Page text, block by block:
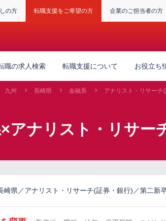
の方 転職支援をご希望の方 企業のご担当者の方
職の求人検索 転職支援について お役立ち
九州 長崎県 金融系 アナリスト・リサーチ
×アナリスト・リサ
崎県／アナリスト・リサーチ(証券・銀行)／第二新